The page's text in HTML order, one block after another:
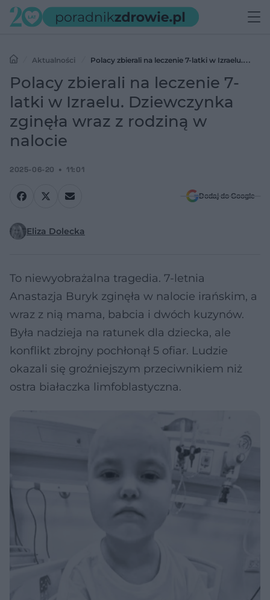
Aktualności
Polacy zbierali na leczenie 7-latki w Izraelu.
Dziewczynka zginęła wraz z rodziną w nalocie
Polacy zbierali na leczenie 7-
latki w Izraelu. Dziewczynka
zginęła wraz z rodziną w
nalocie
2025-06-20 11:01
Dodaj do Google
Eliza Dolecka
To niewyobrażalna tragedia. 7-letnia
Anastazja Buryk zginęła w nalocie irańskim, a
wraz z nią mama, babcia i dwóch kuzynów.
Była nadzieja na ratunek dla dziecka, ale
konflikt zbrojny pochłonął 5 ofiar. Ludzie
okazali się groźniejszym przeciwnikiem niż
ostra białaczka limfoblastyczna.